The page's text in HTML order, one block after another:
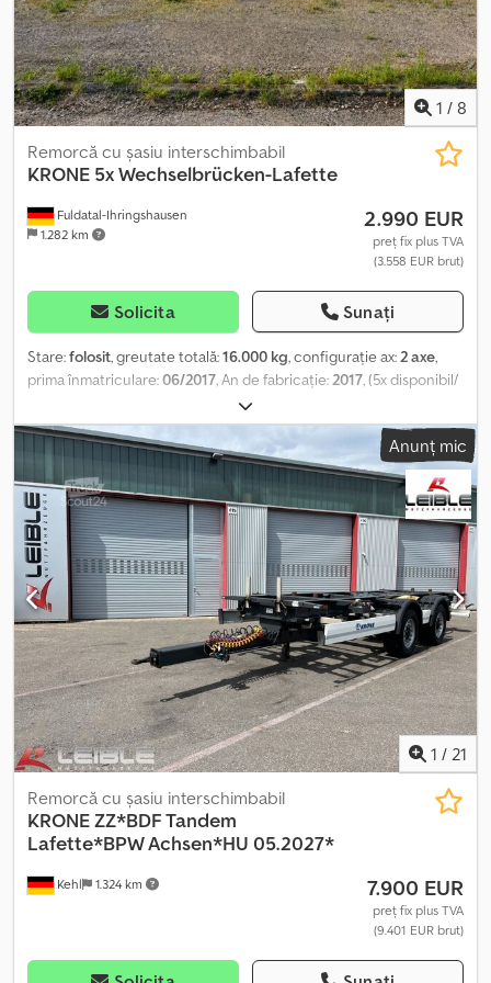
finanțare sau leasing pentru acest obiect. Crodpsvbn Igjfx Amusf
Vă rugăm să ne contactați!
1 / 8
Fuldatal-Ihringshausen
1.282 km
Remorcă cu șasiu interschimbabil
KRONE 5x Wechselbrücken-Lafette
2.990 EUR
preț fix plus TVA
(3.558 EUR brut)
Solicita Sunați
Stare:folosit, greutate totală:16.000 kg, configurație ax:2 axe,
prima înmatriculare:06/2017, An de fabricație:2017, (5x disponibil/
5 unități disponibile) Toate informațiile sunt fără garanție.
Credpfjzbwacox Amujf
Anunț mic
1 / 21
Kehl 1.324 km
Remorcă cu șasiu interschimbabil
KRONEZZ*BDF Tandem
Lafette*BPW Achsen*HU 05.2027*
7.900 EUR
preț fix plus TVA
(9.401 EUR brut)